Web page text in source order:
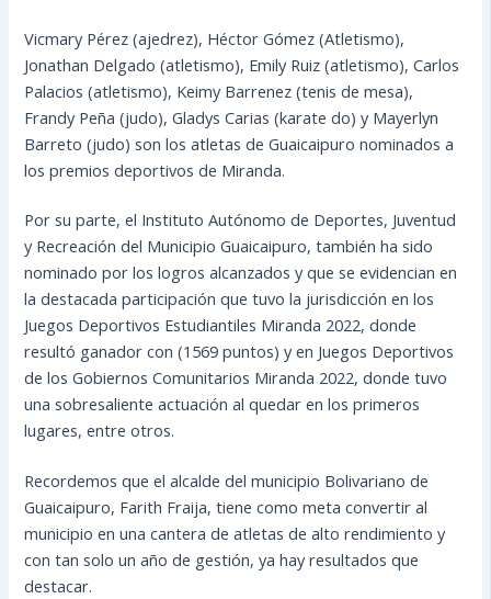
Vicmary Pérez (ajedrez), Héctor Gómez (Atletismo),
Jonathan Delgado (atletismo), Emily Ruiz (atletismo), Carlos
Palacios (atletismo), Keimy Barrenez (tenis de mesa),
Frandy Peña (judo), Gladys Carias (karate do) y Mayerlyn
Barreto (judo) son los atletas de Guaicaipuro nominados a
los premios deportivos de Miranda.
Por su parte, el Instituto Autónomo de Deportes, Juventud
y Recreación del Municipio Guaicaipuro, también ha sido
nominado por los logros alcanzados y que se evidencian en
la destacada participación que tuvo la jurisdicción en los
Juegos Deportivos Estudiantiles Miranda 2022, donde
resultó ganador con (1569 puntos) y en Juegos Deportivos
de los Gobiernos Comunitarios Miranda 2022, donde tuvo
una sobresaliente actuación al quedar en los primeros
lugares, entre otros.
Recordemos que el alcalde del municipio Bolivariano de
Guaicaipuro, Farith Fraija, tiene como meta convertir al
municipio en una cantera de atletas de alto rendimiento y
con tan solo un año de gestión, ya hay resultados que
destacar.